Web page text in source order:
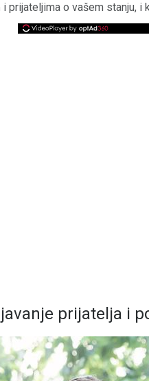
prijateljima o vašem stanju,
prijatelja i